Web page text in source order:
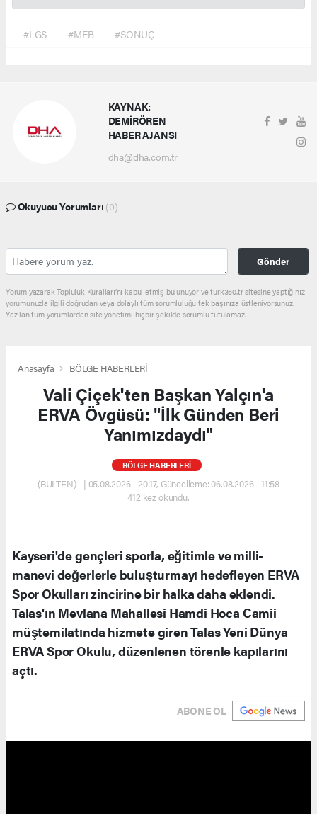
#LGS #MEB #SONUÇ
KAYNAK:
DEMİRÖREN
HABER AJANSI
dha@dha.com.tr
Okuyucu Yorumları (0)
Gönder
Yorum yazarak Topluluk Kuralları’nı kabul etmiş bulunuyor ve turk360.tr sitesine yaptığınız
yorumunuzla ilgili doğrudan veya dolaylı tüm sorumluluğu tek başınıza üstleniyorsunuz.
Yazılan tüm yorumlardan site yönetimi hiçbir şekilde sorumlu tutulamaz.
Anasayfa BÖLGE HABERLERİ
Vali Çiçek'ten Başkan Yalçın'a
ERVA Övgüsü: "İlk Günden Beri
Yanımızdaydı"
BÖLGE HABERLERİ
(BÜLTEN) - | 05.08.2026 - 20:17, Güncelleme: 06.08.2026 - 11:58
412 kez okundu.
Kayseri'de gençleri sporla, eğitimle ve milli-
manevi değerlerle buluşturmayı hedefleyen ERVA
Spor Okulları zincirine bir halka daha eklendi.
Talas'ın Mevlana Mahallesi Hamdi Hoca Camii
müştemilatında hizmete giren Talas Yeni Dünya
ERVA Spor Okulu, düzenlenen törenle kapılarını
açtı.
ABONE OL